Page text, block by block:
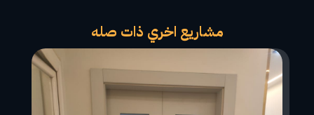
مشاريع اخري ذات صله